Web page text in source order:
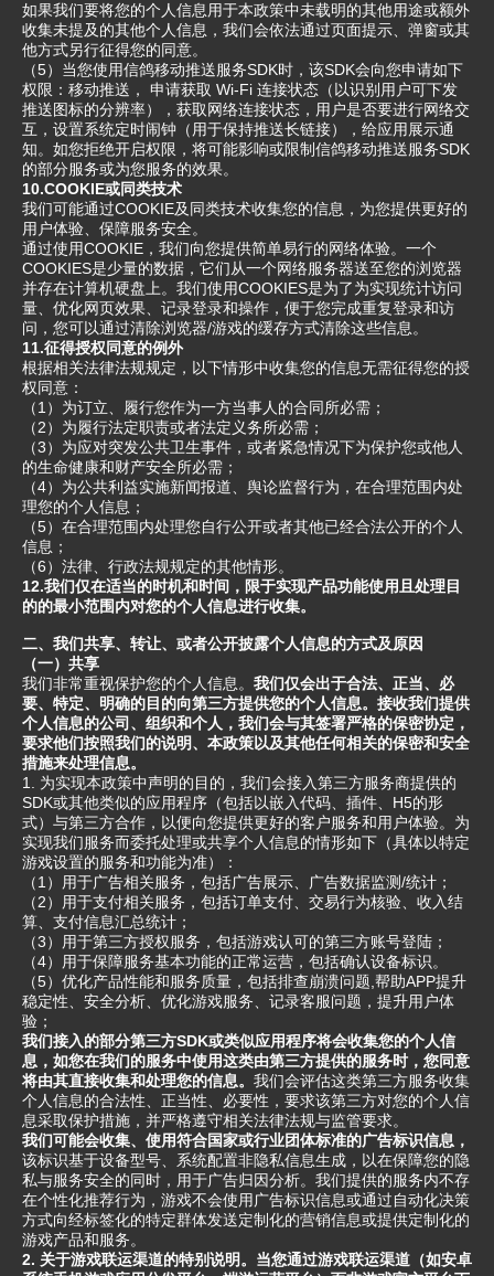
如果我们要将您的个人信息用于本政策中未载明的其他用途或额外
收集未提及的其他个人信息，我们会依法通过页面提示、弹窗或其
他方式另行征得您的同意。
（5）当您使用信鸽移动推送服务SDK时，该SDK会向您申请如下
权限：移动推送， 申请获取 Wi-Fi 连接状态（以识别用户可下发
推送图标的分辨率），获取网络连接状态，用户是否要进行网络交
互，设置系统定时闹钟（用于保持推送长链接），给应用展示通
知。如您拒绝开启权限，将可能影响或限制信鸽移动推送服务SDK
的部分服务或为您服务的效果。
10.COOKIE或同类技术
我们可能通过COOKIE及同类技术收集您的信息，为您提供更好的
用户体验、保障服务安全。
通过使用COOKIE，我们向您提供简单易行的网络体验。一个
COOKIES是少量的数据，它们从一个网络服务器送至您的浏览器
并存在计算机硬盘上。我们使用COOKIES是为了为实现统计访问
量、优化网页效果、记录登录和操作，便于您完成重复登录和访
问，您可以通过清除浏览器/游戏的缓存方式清除这些信息。
11.征得授权同意的例外
根据相关法律法规规定，以下情形中收集您的信息无需征得您的授
权同意：
（1）为订立、履行您作为一方当事人的合同所必需；
（2）为履行法定职责或者法定义务所必需；
（3）为应对突发公共卫生事件，或者紧急情况下为保护您或他人
的生命健康和财产安全所必需；
（4）为公共利益实施新闻报道、舆论监督行为，在合理范围内处
理您的个人信息；
（5）在合理范围内处理您自行公开或者其他已经合法公开的个人
信息；
（6）法律、行政法规规定的其他情形。
12.我们仅在适当的时机和时间，限于实现产品功能使用且处理目
的的最小范围内对您的个人信息进行收集。
二、我们共享、转让、或者公开披露个人信息的方式及原因
（一）共享
我们非常重视保护您的个人信息。 我们仅会出于合法、正当、必
要、特定、明确的目的向第三方提供您的个人信息。接收我们提供
个人信息的公司、组织和个人，我们会与其签署严格的保密协定，
要求他们按照我们的说明、本政策以及其他任何相关的保密和安全
措施来处理信息。
1. 为实现本政策中声明的目的，我们会接入第三方服务商提供的
SDK或其他类似的应用程序（包括以嵌入代码、插件、H5的形
式）与第三方合作，以便向您提供更好的客户服务和用户体验。为
实现我们服务而委托处理或共享个人信息的情形如下（具体以特定
游戏设置的服务和功能为准）：
（1）用于广告相关服务，包括广告展示、广告数据监测/统计；
（2）用于支付相关服务，包括订单支付、交易行为核验、收入结
算、支付信息汇总统计；
（3）用于第三方授权服务，包括游戏认可的第三方账号登陆；
（4）用于保障服务基本功能的正常运营，包括确认设备标识。
（5）优化产品性能和服务质量，包括排查崩溃问题,帮助APP提升
稳定性、安全分析、优化游戏服务、记录客服问题，提升用户体
验；
我们接入的部分第三方SDK或类似应用程序将会收集您的个人信
息，如您在我们的服务中使用这类由第三方提供的服务时，您同意
将由其直接收集和处理您的信息。 我们会评估这类第三方服务收集
个人信息的合法性、正当性、必要性，要求该第三方对您的个人信
息采取保护措施，并严格遵守相关法律法规与监管要求。
我们可能会收集、使用符合国家或行业团体标准的广告标识信息，
该标识基于设备型号、系统配置非隐私信息生成，以在保障您的隐
私与服务安全的同时，用于广告归因分析。我们提供的服务内不存
在个性化推荐行为，游戏不会使用广告标识信息或通过自动化决策
方式向经标签化的特定群体发送定制化的营销信息或提供定制化的
游戏产品和服务。
2. 关于游戏联运渠道的特别说明。当您通过游戏联运渠道（如安卓